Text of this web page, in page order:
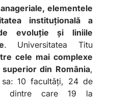
elementele
instituțională a
evoluție și liniile
. Universitatea Titu
cele mai complexe
din România,
10 facultăți, 24 de
dintre care 19 la